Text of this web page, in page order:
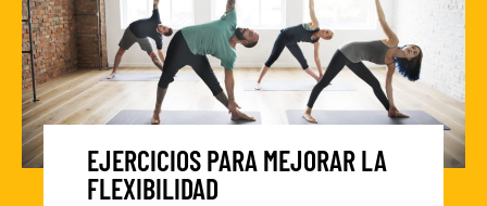
EJERCICIOS PARA MEJORAR LA
FLEXIBILIDAD